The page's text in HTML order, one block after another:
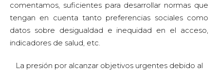
comentamos, suficientes para desarrollar normas que
tengan en cuenta tanto preferencias sociales como
datos sobre desigualdad e inequidad en el acceso,
indicadores de salud, etc.
La presión por alcanzar objetivos urgentes debido al